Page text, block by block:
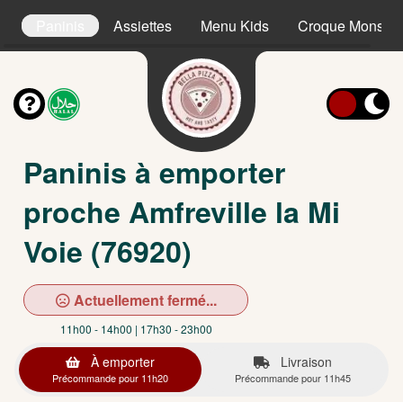
Assiettes Menu Kids Croque
Paninis à emporter
proche Amfreville la Mi
Voie (76920)
Actuellement fermé...
11h00 - 14h00 | 17h30 - 23h00
À emporter
Précommande pour 11h20
Livraison
Précommande pour 11h45